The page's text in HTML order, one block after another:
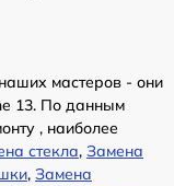
мастеров - они
13. По данным
, наиболее
стекла, Замена
, Замена